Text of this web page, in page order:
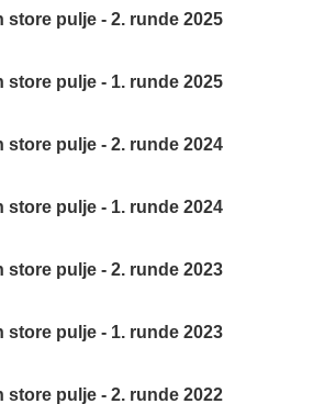
store pulje - 2. runde 2025
store pulje - 1. runde 2025
store pulje - 2. runde 2024
store pulje - 1. runde 2024
store pulje - 2. runde 2023
store pulje - 1. runde 2023
store pulje - 2. runde 2022